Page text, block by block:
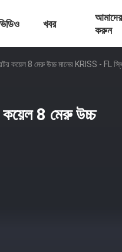
খবর
করুন
কয়েল 8 মেরু উচ্চ মানের KRISS - FL
কয়েল 8 মেরু উচ্চ